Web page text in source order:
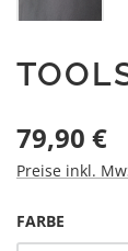
Regulärer Preis:
79,90 €
Preise inkl.
FARBE